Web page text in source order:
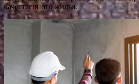
качественного жилья.